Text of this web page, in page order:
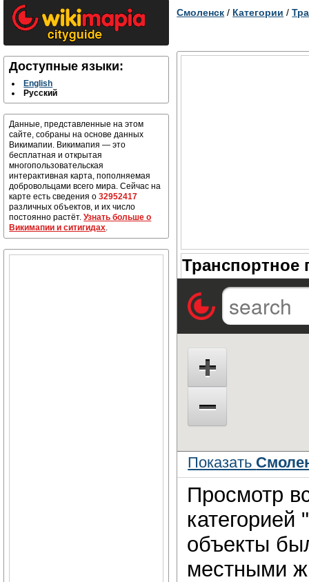
Доступные языки:
English
Русский
Данные, представленные на этом
сайте, собраны на основе данных
Викимапии. Викимапия — это
бесплатная и открытая
многопользовательская
интерактивная карта, пополняемая
добровольцами всего мира. Сейчас на
карте есть сведения о32952417
различных объектов, и их число
постоянно растёт.Узнать больше о
Викимапии и ситигидах.
Смоленск / Категории /
Транспортное
Показать
Просмотр
категорией
объекты
местными